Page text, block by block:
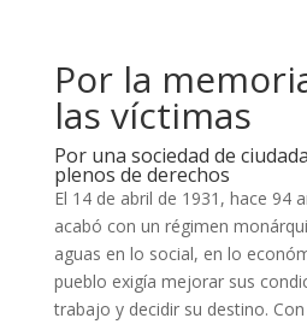
Por la
las víctimas
Por una sociedad de
plenos de derechos
El 14 de abril de 1931, hace 94
acabó con un régimen
aguas en lo social, en lo
pueblo exigía mejorar sus
trabajo y decidir su destino.